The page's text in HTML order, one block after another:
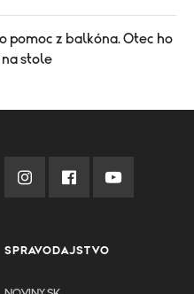
pomoc z balkóna. Otec ho
na stole
SPRAVODAJSTVO